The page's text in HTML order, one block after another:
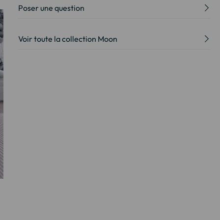
Poser une question
Voir toute la collection Moon